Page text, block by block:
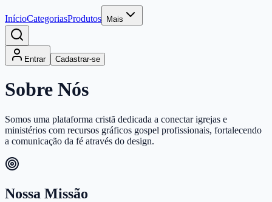
InícioCategoriasProdutos Mais
Entrar Cadastrar-se
Sobre Nós
Somos uma plataforma cristã dedicada a conectar igrejas e
ministérios com recursos gráficos gospel profissionais, fortalecendo
a comunicação da fé através do design.
Nossa Missão